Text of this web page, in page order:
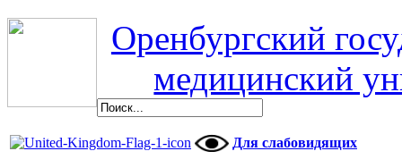
Оренбургский
медицинский
Для слабовидящих